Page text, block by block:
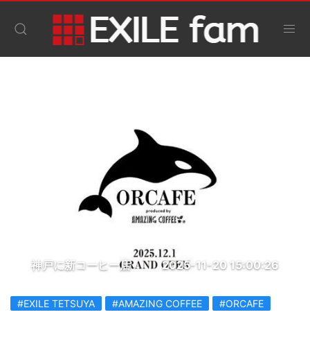
神戸に新コーヒー店 2025-11-20 15:00:26
#EXILE TETSUYA #AMAZING COFFEE #ORCAFE